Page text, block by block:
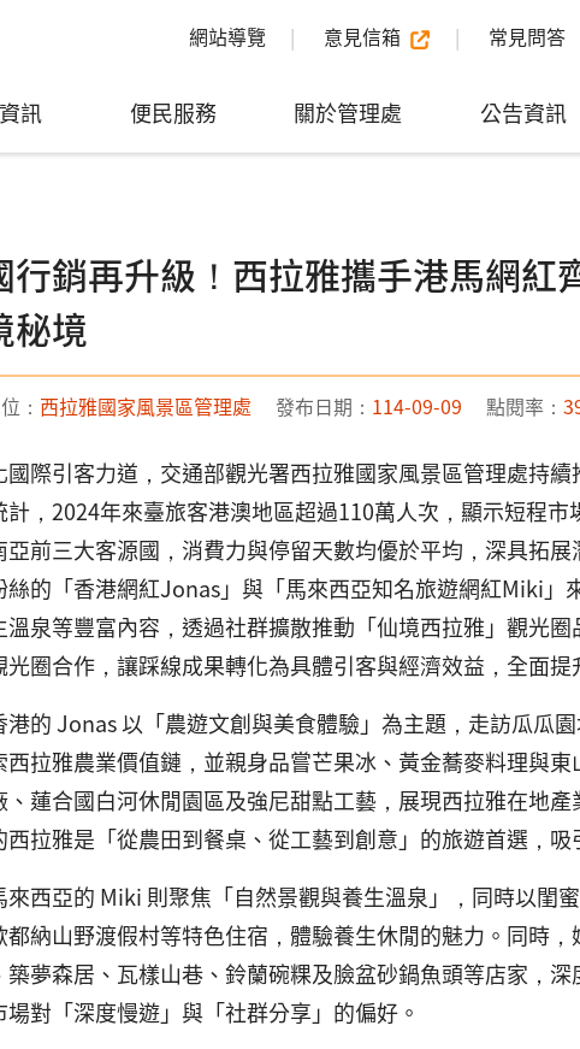
網站導覽 意見信箱 常見問答
訊 便民服務 關於管理處 公告資訊
行銷再升級！西拉雅攜手港馬網紅
秘境
： 西拉雅國家風景區管理處 發布日期： 114-09-09 點閱率：
國際引客力道，交通部觀光署西拉雅國家風景區管理處持
計，2024年來臺旅客港澳地區超過110萬人次，顯示短程
亞前三大客源國，消費力與停留天數均優於平均，深具拓
絲的「香港網紅Jonas」與「馬來西亞知名旅遊網紅Miki
溫泉等豐富內容，透過社群擴散推動「仙境西拉雅」觀光
光圈合作，讓踩線成果轉化為具體引客與經濟效益，全面
港的 Jonas 以「農遊文創與美食體驗」為主題，走訪瓜瓜
西拉雅農業價值鏈，並親身品嘗芒果冰、黃金蕎麥料理與
、蓮合國白河休閒園區及強尼甜點工藝，展現西拉雅在地
西拉雅是「從農田到餐桌、從工藝到創意」的旅遊首選，吸
來西亞的 Miki 則聚焦「自然景觀與養生溫泉」，同時以閨
都納山野渡假村等特色住宿，體驗養生休閒的魅力。同時
築夢森居、瓦樣山巷、鈴蘭碗粿及臉盆砂鍋魚頭等店家，
場對「深度慢遊」與「社群分享」的偏好。